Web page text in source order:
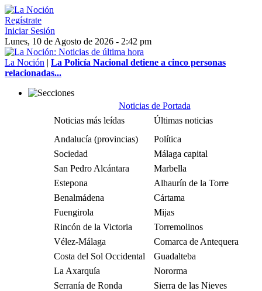
Regístrate
Iniciar Sesión
Lunes, 10 de Agosto de 2026 - 2:42 pm
La Noción | La Policía Nacional detiene a cinco personas
relacionadas...
Noticias de Portada
Noticias más leídas
Últimas noticias
Andalucía (provincias)
Política
Sociedad
Málaga capital
San Pedro Alcántara
Marbella
Estepona
Alhaurín de la Torre
Benalmádena
Cártama
Fuengirola
Mijas
Rincón de la Victoria
Torremolinos
Vélez-Málaga
Comarca de Antequera
Costa del Sol Occidental
Guadalteba
La Axarquía
Nororma
Serranía de Ronda
Sierra de las Nieves